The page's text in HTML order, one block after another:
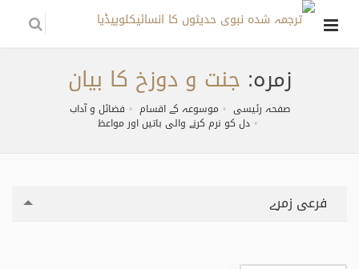
زمره: جنت و دوزخ کا بیان
صفحہ رئیسی موسوعہ کے اقسام
فضائل و آداب
دل کو نرم کرنے والی باتیں اور مواعظ
فرعی زمرے